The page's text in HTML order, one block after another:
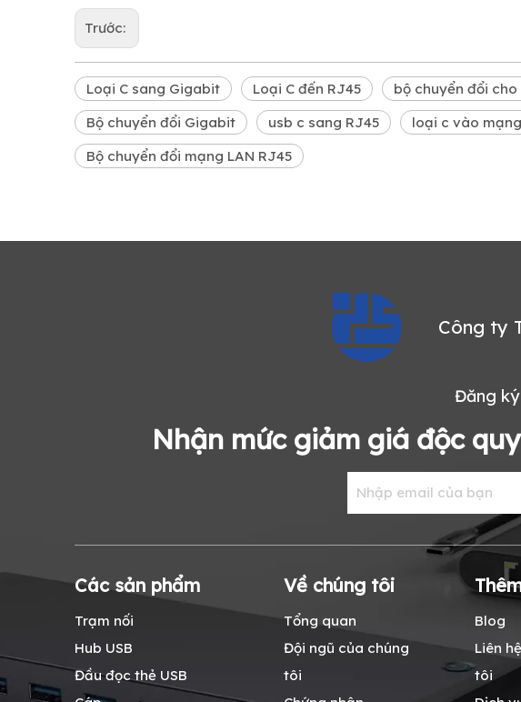
Trước:
Loại C sang Gigabit Loại C đến RJ45 bộ chuyển đổi
Bộ chuyển đổi Gigabit
usb c sang RJ45 loại c vào mạng
Bộ chuyển đổi mạng LAN RJ45
Công ty
Đăng
Nhận mức giảm giá độc
Các sản phẩm
Trạm nối
Hub USB
Đầu đọc thẻ USB
Về chúng tôi
Tổng quan
Đội ngũ của chúng
tôi
Blog
Liên
tôi